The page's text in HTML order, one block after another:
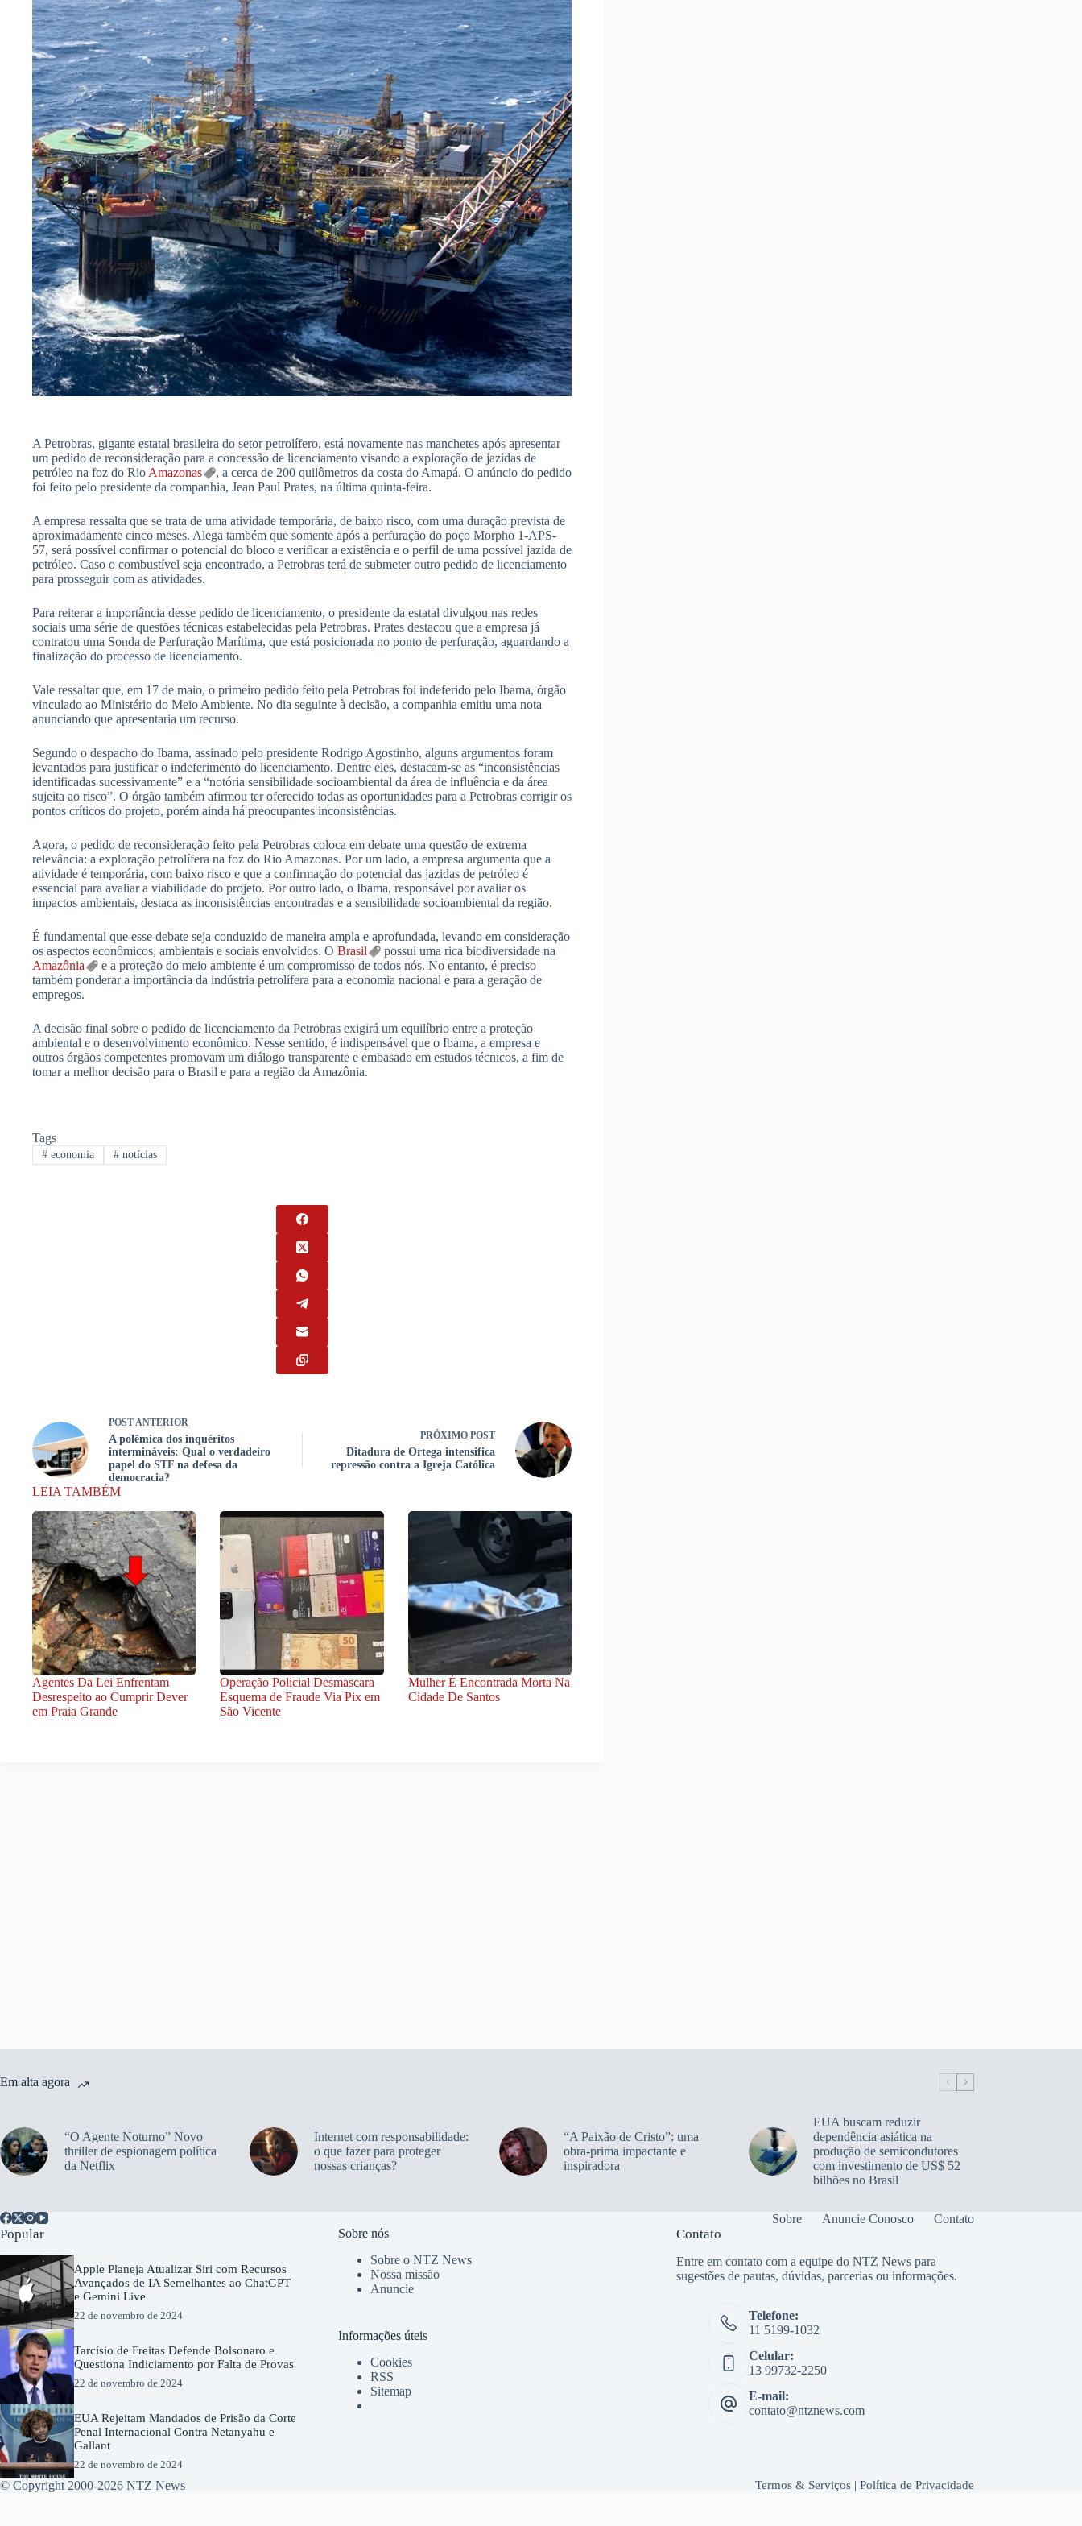
A Petrobras, gigante estatal brasileira do setor petrolífero, está novamente nas manchetes após apresentar
um pedido de reconsideração para a concessão de licenciamento visando a exploração de jazidas de
petróleo na foz do Rio Amazonas
, a cerca de 200 quilômetros da costa do Amapá. O anúncio do pedido
foi feito pelo presidente da companhia, Jean Paul Prates, na última quinta-feira.
A empresa ressalta que se trata de uma atividade temporária, de baixo risco, com uma duração prevista de
aproximadamente cinco meses. Alega também que somente após a perfuração do poço Morpho 1-APS-
57, será possível confirmar o potencial do bloco e verificar a existência e o perfil de uma possível jazida de
petróleo. Caso o combustível seja encontrado, a Petrobras terá de submeter outro pedido de licenciamento
para prosseguir com as atividades.
Para reiterar a importância desse pedido de licenciamento, o presidente da estatal divulgou nas redes
sociais uma série de questões técnicas estabelecidas pela Petrobras. Prates destacou que a empresa já
contratou uma Sonda de Perfuração Marítima, que está posicionada no ponto de perfuração, aguardando a
finalização do processo de licenciamento.
Vale ressaltar que, em 17 de maio, o primeiro pedido feito pela Petrobras foi indeferido pelo Ibama, órgão
vinculado ao Ministério do Meio Ambiente. No dia seguinte à decisão, a companhia emitiu uma nota
anunciando que apresentaria um recurso.
Segundo o despacho do Ibama, assinado pelo presidente Rodrigo Agostinho, alguns argumentos foram
levantados para justificar o indeferimento do licenciamento. Dentre eles, destacam-se as “inconsistências
identificadas sucessivamente” e a “notória sensibilidade socioambiental da área de influência e da área
sujeita ao risco”. O órgão também afirmou ter oferecido todas as oportunidades para a Petrobras corrigir os
pontos críticos do projeto, porém ainda há preocupantes inconsistências.
Agora, o pedido de reconsideração feito pela Petrobras coloca em debate uma questão de extrema
relevância: a exploração petrolífera na foz do Rio Amazonas. Por um lado, a empresa argumenta que a
atividade é temporária, com baixo risco e que a confirmação do potencial das jazidas de petróleo é
essencial para avaliar a viabilidade do projeto. Por outro lado, o Ibama, responsável por avaliar os
impactos ambientais, destaca as inconsistências encontradas e a sensibilidade socioambiental da região.
É fundamental que esse debate seja conduzido de maneira ampla e aprofundada, levando em consideração
os aspectos econômicos, ambientais e sociais envolvidos. O Brasil
possui uma rica biodiversidade na
Amazônia
e a proteção do meio ambiente é um compromisso de todos nós. No entanto, é preciso
também ponderar a importância da indústria petrolífera para a economia nacional e para a geração de
empregos.
A decisão final sobre o pedido de licenciamento da Petrobras exigirá um equilíbrio entre a proteção
ambiental e o desenvolvimento econômico. Nesse sentido, é indispensável que o Ibama, a empresa e
outros órgãos competentes promovam um diálogo transparente e embasado em estudos técnicos, a fim de
tomar a melhor decisão para o Brasil e para a região da Amazônia.
Tags
#economia #notícias
POSTANTERIOR
A polêmica dos inquéritos
intermináveis: Qual o verdadeiro
papel do STF na defesa da
democracia?
PRÓXIMO POST
Ditadura de Ortega intensifica
repressão contra a Igreja Católica
LEIA TAMBÉM
Agentes Da Lei Enfrentam
Desrespeito ao Cumprir Dever
em Praia Grande
Operação Policial Desmascara
Esquema de Fraude Via Pix em
São Vicente
Mulher É Encontrada Morta Na
Cidade De Santos
Em alta agora
“O Agente Noturno” Novo
thriller de espionagem política
da Netflix
Internet com responsabilidade:
o que fazer para proteger
nossas crianças?
“A Paixão de Cristo”: uma
obra-prima impactante e
inspiradora
EUA buscam reduzir
dependência asiática na
produção de semicondutores
com investimento de US$ 52
bilhões no Brasil
Sobre Anuncie Conosco Contato
Popular
Apple Planeja Atualizar Siri com Recursos
Avançados de IA Semelhantes ao ChatGPT
e Gemini Live
22 de novembro de 2024
Tarcísio de Freitas Defende Bolsonaro e
Questiona Indiciamento por Falta de Provas
22 de novembro de 2024
EUA Rejeitam Mandados de Prisão da Corte
Penal Internacional Contra Netanyahu e
Gallant
22 de novembro de 2024
Sobre nós
Sobre o NTZ News
Nossa missão
Anuncie
Informações úteis
Cookies
RSS
Sitemap
Contato
Entre em contato com a equipe do NTZ News para
sugestões de pautas, dúvidas, parcerias ou informações.
Telefone:
11 5199-1032
Celular:
13 99732-2250
E-mail:
contato@ntznews.com
© Copyright 2000-2026 NTZ News Termos & Serviços| Política de Privacidade